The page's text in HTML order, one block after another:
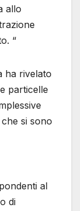
allo
“
ha rivelato
particelle
si sono
al
di